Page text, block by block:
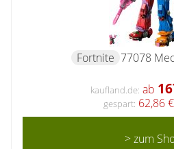
Fortnite 77078
kaufland.de: ab
gespart: 62,86
> zum